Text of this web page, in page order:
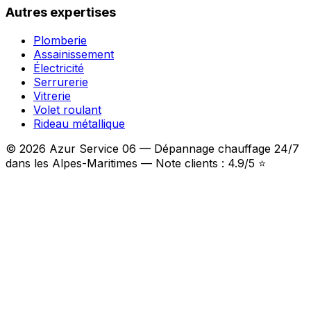
Autres expertises
Plomberie
Assainissement
Électricité
Serrurerie
Vitrerie
Volet roulant
Rideau métallique
© 2026 Azur Service 06 — Dépannage chauffage 24/7
dans les Alpes-Maritimes — Note clients : 4.9/5 ⭐